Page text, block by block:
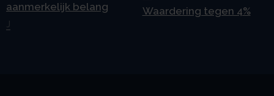
aanmerkelijk belang
Waardering tegen 4%